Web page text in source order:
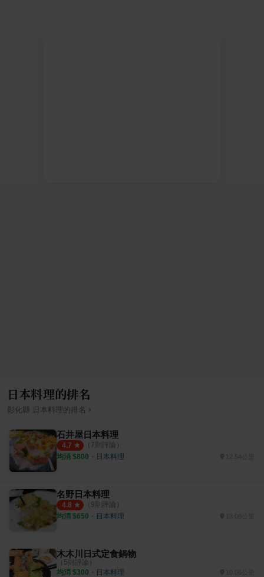
日本料理的排名
彰化縣 日本料理 的排名 ›
石井屋日本料理
4.7 （ 7則評論）
均消 $800 ・ 日本料理 12.54公里
名野日本料理
4.8 （ 9則評論）
均消 $650 ・ 日本料理
木木川日式定食鍋物
（ 5則評論）
均消 $300 ・ 日本料理